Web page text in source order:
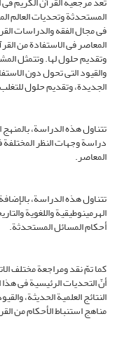
المستحدثة وتحدیات العالم
فی مجال الفقه والدراسات
المعاصر فی الاستفادة من
وتقدیم حلول لها. وتتمثل
والقیود التی تحول دون
الجدیدة، وتقدیم حلول
تتناول هذه الدراسة،
دراسة وجهات النظر المختلفة
المعاصر.
تتناول هذه الدراسة،
الهرمینوطیقیة واللغویة
أحکام المسائل المستحدثة.
کما تمّ نقد ومراجعة مختلف
أنّ التحدیات الرئیسیة فی
النتائج العلمیة الحدیثة،
مناهج استنباط الأحکام من